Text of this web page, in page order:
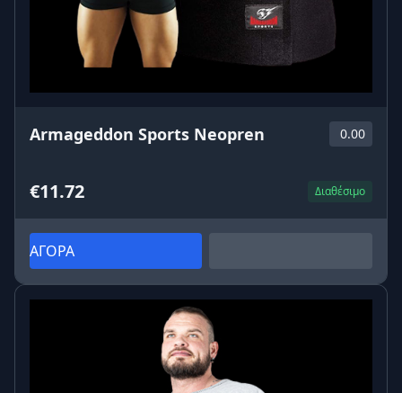
Armageddon Sports Neopren 0.00
€11.72 Διαθέσιμο
ΑΓΟΡΑ